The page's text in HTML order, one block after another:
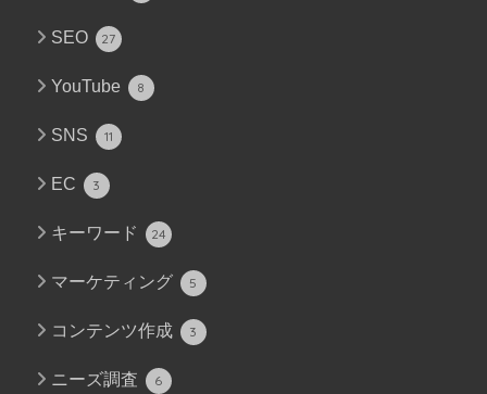
SEO 27
YouTube 8
SNS 11
EC 3
キーワード 24
マーケティング 5
コンテンツ作成 3
ニーズ調査 6